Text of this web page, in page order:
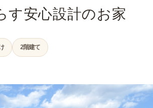
す安心設計のお家
2階建て